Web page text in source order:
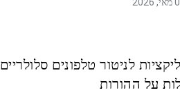
לניטור טלפונים סלולריים
על ההורות